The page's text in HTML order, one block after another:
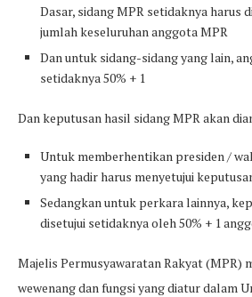
Dasar, sidang MPR setidaknya harus
jumlah keseluruhan anggota MPR
Dan untuk sidang-sidang yang lain,
setidaknya 50% + 1
Dan keputusan hasil sidang MPR akan
Untuk memberhentikan presiden /
yang hadir harus menyetujui
Sedangkan untuk perkara lainnya,
disetujui setidaknya oleh 50% + 1
Majelis Permusyawaratan Rakyat (MPR)
wewenang dan fungsi yang diatur dalam